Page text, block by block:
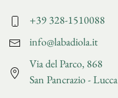
+39 328-1510088
info@labadiola.it
Via del Parco, 868
San Pancrazio - Lucca